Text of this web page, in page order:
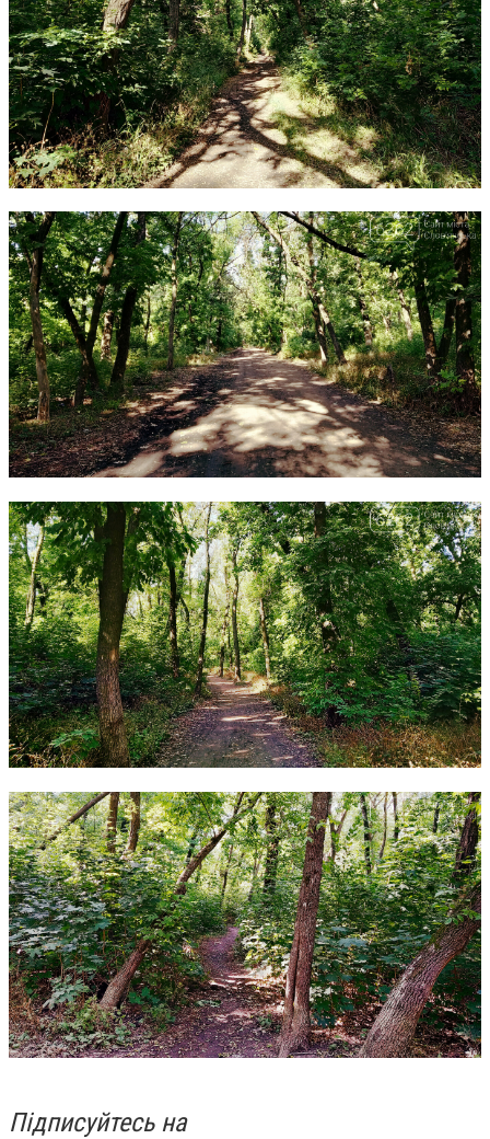
Підписуйтесь на